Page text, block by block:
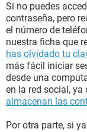
Si no puedes
contraseña, pero
el número de
nuestra ficha que
has olvidado tu
más fácil iniciar
desde una
en la red social, ya
almacenan las
Por otra parte, si